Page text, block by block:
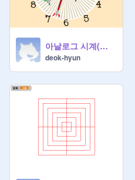
아날로그 시계(기본)
deok-hyun